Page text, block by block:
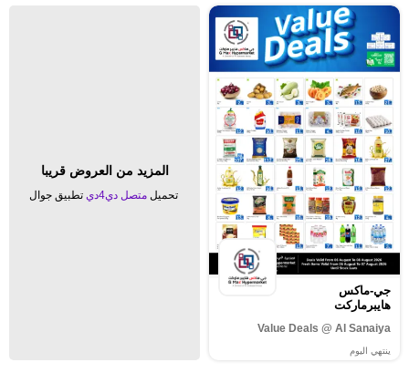
جي-ماكس
هايبرماركت
Value Deals @ Al Sanaiya
ينتهي اليوم
المزيد من العروض قريبا
تحميل متصل دي4دي تطبيق جوال